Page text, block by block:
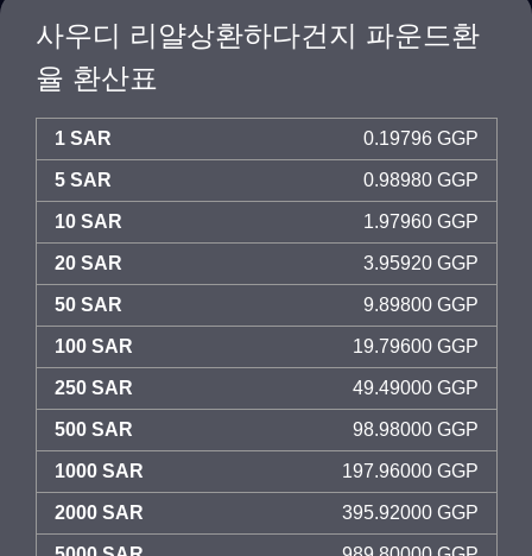
사우디 리얄상환하다건지 파운드환
율 환산표
1 SAR 0.19796 GGP
5 SAR 0.98980 GGP
10 SAR 1.97960 GGP
20 SAR 3.95920 GGP
50 SAR 9.89800 GGP
100 SAR 19.79600 GGP
250 SAR 49.49000 GGP
500 SAR 98.98000 GGP
1000 SAR 197.96000 GGP
2000 SAR 395.92000 GGP